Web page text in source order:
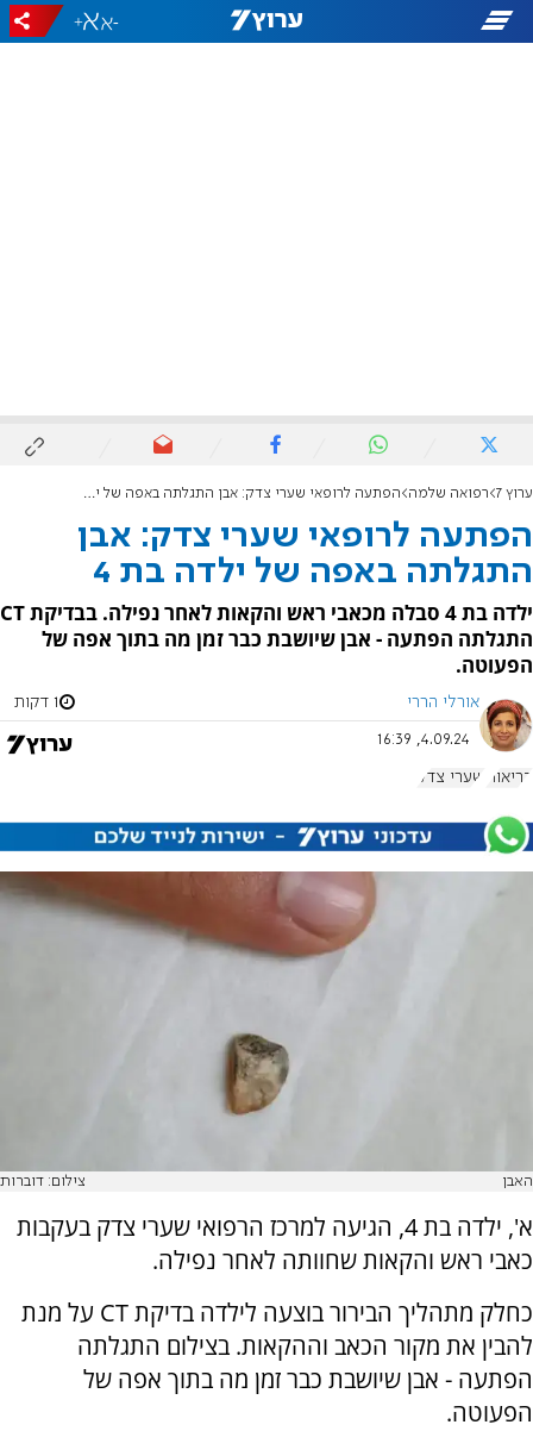
-
+
ערוץ 7 רפואה שלמה הפתעה לרופאי שערי צדק: אבן התגלתה באפה של ילדה בת 4
הפתעה לרופאי שערי צדק: אבן
התגלתה באפה של ילדה בת 4
ילדה בת 4 סבלה מכאבי ראש והקאות לאחר נפילה. בבדיקת CT
התגלתה הפתעה - אבן שיושבת כבר זמן מה בתוך אפה של
הפעוטה.
אורלי הררי 1 דקות
4.09.24, 16:39
בריאות שערי צדק
האבן צילום: דוברות
א', ילדה בת 4, הגיעה למרכז הרפואי שערי צדק בעקבות
כאבי ראש והקאות שחוותה לאחר נפילה.
כחלק מתהליך הבירור בוצעה לילדה בדיקת CT על מנת
להבין את מקור הכאב וההקאות. בצילום התגלתה
הפתעה - אבן שיושבת כבר זמן מה בתוך אפה של
הפעוטה.